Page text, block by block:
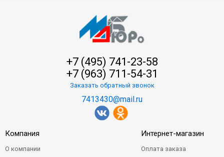
+7 (495) 741-23-58
+7 (963) 711-54-31
Заказать обратный звонок
7413430@mail.ru
Компания
О компании
Интернет-магазин
Оплата заказа